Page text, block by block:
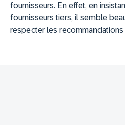
fournisseurs. En effet, en
fournisseurs tiers, il semble
respecter les recommandations